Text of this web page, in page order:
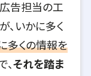
告担当の工
、いかに多く
多くの情報を
それを踏ま